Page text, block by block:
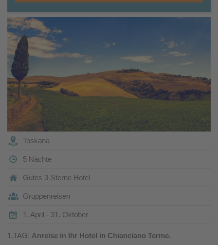
Toskana
5 Nächte
Gutes 3-Sterne Hotel
Gruppenreisen
1. April - 31. Oktober
1.TAG: Anreise in Ihr Hotel in Chianciano Terme.